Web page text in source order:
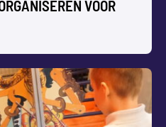
VOOR